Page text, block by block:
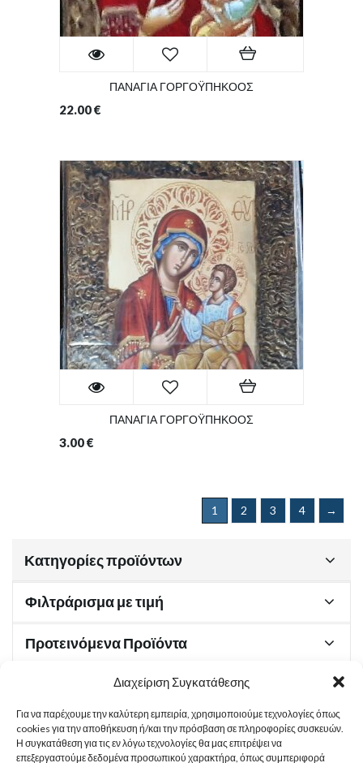
Διαχείριση Συγκατάθεσης
Για να παρέχουμε την καλύτερη εμπειρία, χρησιμοποιούμε τεχνολογίες όπως
cookies για την αποθήκευση ή/και την πρόσβαση σε πληροφορίες συσκευών.
Η συγκατάθεση για τις εν λόγω τεχνολογίες θα μας επιτρέψει να
επεξεργαστούμε δεδομένα προσωπικού χαρακτήρα, όπως συμπεριφορά
ΠΑΝΑΓΙΑ ΓΟΡΓΟΫΠΗΚΟΟΣ
22.00€
ΠΑΝΑΓΙΑ ΓΟΡΓΟΫΠΗΚΟΟΣ
3.00€
1 2 3 4 →
Κατηγορίες προϊόντων
Φιλτράρισμα με τιμή
Προτεινόμενα Προϊόντα
Χρήσιμα Έγγραφα